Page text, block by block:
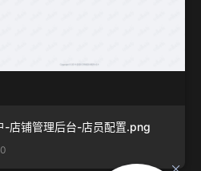
-店铺管理后台-店员配置.png